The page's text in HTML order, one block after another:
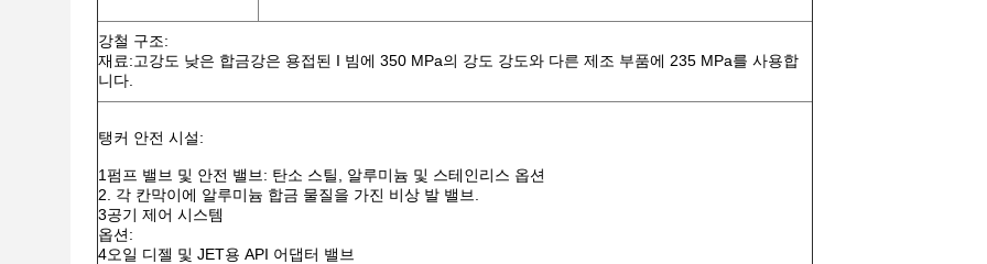
강철 구조:
재료:고강도 낮은 합금강은 용접된 I 빔에 350 MPa의 강도 강도와 다른 제조 부품에 235 MPa를 사용합
니다.
탱커 안전 시설:
1펌프 밸브 및 안전 밸브: 탄소 스틸, 알루미늄 및 스테인리스 옵션
2. 각 칸막이에 알루미늄 합금 물질을 가진 비상 발 밸브.
3공기 제어 시스템
옵션:
4오일 디젤 및 JET용 API 어댑터 밸브